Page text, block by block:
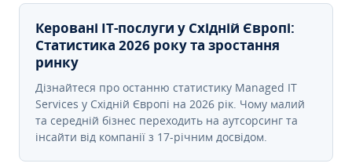
Керовані ІТ-послуги у Східній Європі:
Статистика 2026 року та зростання
ринку
Дізнайтеся про останню статистику Managed IT
Services у Східній Європі на 2026 рік. Чому малий
та середній бізнес переходить на аутсорсинг та
інсайти від компанії з 17-річним досвідом.